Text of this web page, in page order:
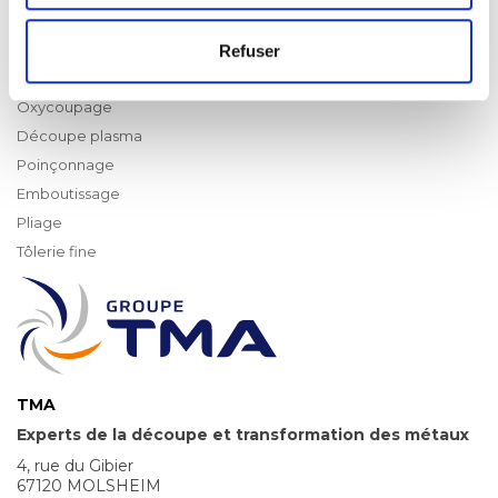
Refuser
EXPERTISE
Découpe jet d’eau
Oxycoupage
Découpe plasma
Poinçonnage
Emboutissage
Pliage
Tôlerie fine
TMA
Experts de la découpe et transformation des métaux
4, rue du Gibier
67120 MOLSHEIM